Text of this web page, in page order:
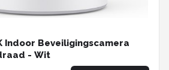
Indoor Beveiligingscamera
- Wit